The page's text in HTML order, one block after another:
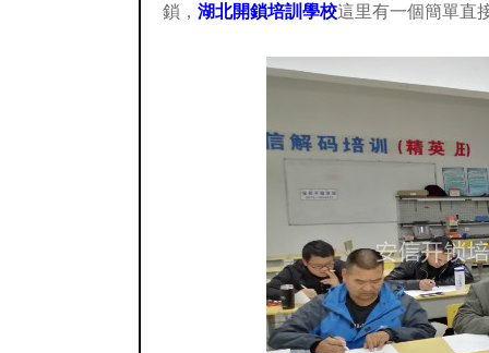
鎖， 湖北開鎖培訓學校這里有一個簡單直